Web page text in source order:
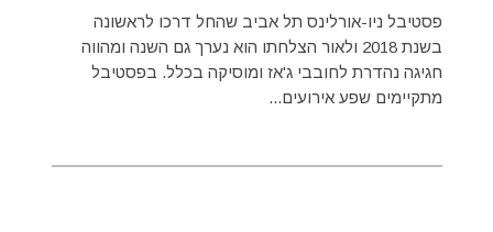
פסטיבל ניו-אורלינס תל אביב שהחל דרכו לראשונה
בשנת 2018 ולאור הצלחתו הוא נערך גם השנה ומהווה
חגיגה נהדרת לחובבי ג'אז ומוסיקה בכלל. בפסטיבל
מתקיימים שפע אירועים...